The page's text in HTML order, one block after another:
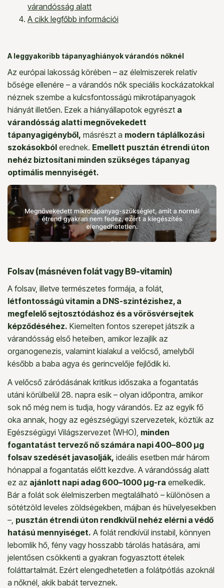
várandósság alatt
A cikk legfőbb információi
A leggyakoribb tápanyaghiányok várandós nőknél
Az európai lakosság körében – az élelmiszerek relatív
bősége ellenére – a várandós nők speciális kockázatokkal
néznek szembe a kulcsfontosságú mikrotápanyagok
hiányát illetően. Ezek a hiányállapotok egyrészt a
várandósság alatti megnövekedett
tápanyagigényből, másrészt a modern táplálkozási
szokásokból erednek. Emellett pusztán étrendi úton
nehéz biztosítani minden szükséges tápanyag
optimális mennyiségét.
Folsav (másnéven folát vagy B9-vitamin)
A folsav, illetve természetes formája, a folát,
létfontosságú vitamin a DNS-szintézishez, a
megfelelő sejtosztódáshoz és a vörösvérsejtek
képződéséhez. Kiemelten fontos szerepet játszik a
várandósság első heteiben, amikor lezajlik az
organogenezis, valamint kialakul a velőcső, amelyből
később a baba agya és gerincvelője fejlődik ki.
A velőcső záródásának kritikus időszaka a fogantatás
utáni körülbelül 28. napra esik – olyan időpontra, amikor
sok nő még nem is tudja, hogy várandós. Ez az egyik fő
oka annak, hogy az egészségügyi szervezetek, köztük az
Egészségügyi Világszervezet (WHO), minden
fogantatást tervező nő számára napi 400–800 µg
folsav szedését javasolják, ideális esetben már három
hónappal a fogantatás előtt kezdve. A várandósság alatt
ez az ajánlott napi adag 600–1000 µg-ra emelkedik.
Bár a folát sok élelmiszerben megtalálható – különösen a
sötétzöld leveles zöldségekben, májban és hüvelyesekben
–, pusztán étrendi úton rendkívül nehéz elérni a védő
hatású mennyiséget. A folát rendkívül instabil, könnyen
lebomlik hő, fény vagy hosszabb tárolás hatására, ami
jelentősen csökkenti a gyakran fogyasztott ételek
foláttartalmát. Ezért elengedhetetlen a folátpótlás azoknál
a nőknél, akik babát terveznek.